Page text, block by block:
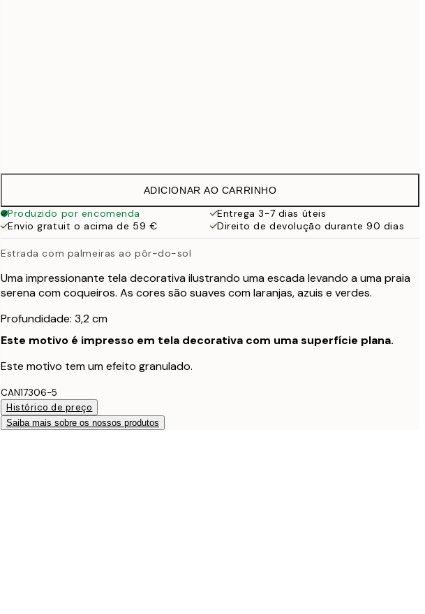
ADICIONAR AO CARRINHO
Produzido por encomenda
Entrega 3-7 dias úteis
Envio gratuit o acima de 59 €
Direito de devolução durante 90 dias
Estrada com palmeiras ao pôr-do-sol
Uma impressionante tela decorativa ilustrando uma escada levando a uma praia
serena com coqueiros. As cores são suaves com laranjas, azuis e verdes.
Profundidade: 3,2 cm
Este motivo é impresso em tela decorativa com uma superfície plana.
Este motivo tem um efeito granulado.
CAN17306-5
Histórico de preço
Saiba mais sobre os nossos produtos